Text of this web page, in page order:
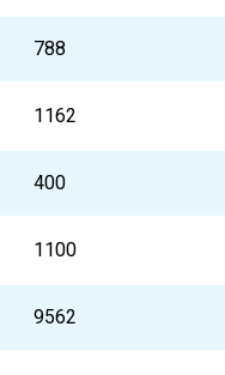
788
1162
400
1100
9562